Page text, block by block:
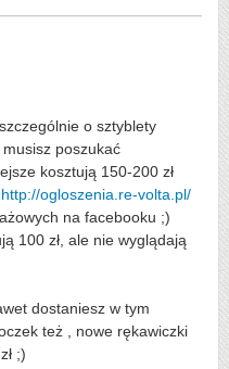
o sztyblety
poszukać
kosztują 150-200 zł
http://ogloszenia.re-volta.pl/
na facebooku ;)
100 zł, ale nie wyglądają
dostaniesz w tym
też , nowe rękawiczki
;)